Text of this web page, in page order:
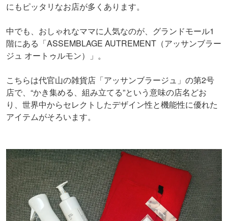
にもピッタリなお店が多くあります。
中でも、おしゃれなママに人気なのが、グランドモール1
階にある「ASSEMBLAGE AUTREMENT（アッサンブラー
ジュ オートゥルモン）」。
こちらは代官山の雑貨店「アッサンブラージュ」の第2号
店で、“かき集める、組み立てる”という意味の店名どお
り、世界中からセレクトしたデザイン性と機能性に優れた
アイテムがそろいます。